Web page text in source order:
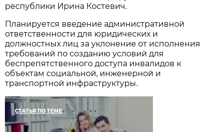
республики Ирина Костевич.
Планируется введение административной
ответственности для юридических и
должностных лиц за уклонение от исполнения
требований по созданию условий для
беспрепятственного доступа инвалидов к
объектам социальной, инженерной и
транспортной инфраструктуры.
СТАТЬЯ ПО ТЕМЕ